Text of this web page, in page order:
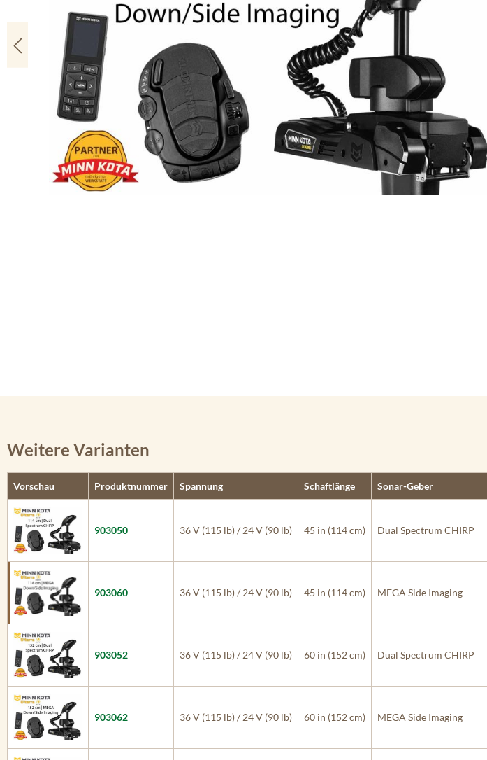
Weitere Varianten
Vorschau Produktnummer Spannung Schaftlänge Sonar-Geber
903050 36 V (115 lb) / 24 V (90 lb) 45 in (114 cm) Dual Spectrum CHIRP
903060 36 V (115 lb) / 24 V (90 lb) 45 in (114 cm) MEGA Side Imaging
903052 36 V (115 lb) / 24 V (90 lb) 60 in (152 cm) Dual Spectrum CHIRP
903062 36 V (115 lb) / 24 V (90 lb) 60 in (152 cm) MEGA Side Imaging